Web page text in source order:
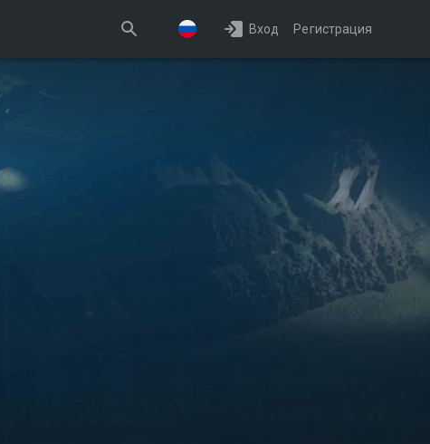
Вход Регистрация